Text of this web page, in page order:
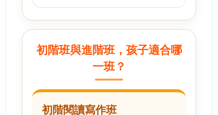
初階班與進階班，孩子適合哪
一班？
初階閱讀寫作班